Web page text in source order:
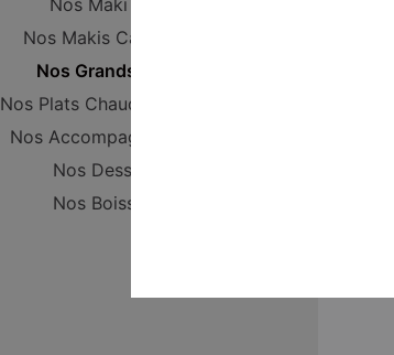
Nos Maki Nori
Nos Makis California
Nos Grands Maki
Nos Plats Chaud Japonais
Nos Accompagnements
Nos Desserts
Nos Boissons